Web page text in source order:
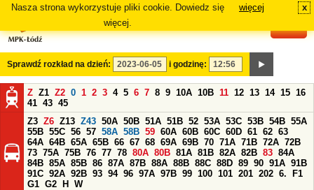
Nasza strona wykorzystuje pliki cookie. Dowiedz się
więcej.
więcej x
Sprawdź rozkład na dzień: i godzinę:
Z Z1 Z2 0 1 2 3 4 5 6 7 8 9 10A 10B 11 12 13 14 15 16
41 43 45
Z3 Z6 Z13 Z43 50A 50B 51A 51B 52 53A 53C 53B 54B 55A
55B 55C 56 57 58A 58B 59 60A 60B 60C 60D 61 62 63
64A 64B 65A 65B 66 67 68 69A 69B 70 71A 71B 72A 72B
73 75A 75B 76 77 78 80A 80B 81A 81B 82A 82B 83 84A
84B 85A 85B 86 87A 87B 88A 88B 88C 88D 89 90 91A 91B
91C 92A 92B 93 94 96 97A 97B 99 100 101 201 202 6.
F1
G1 G2 H
W